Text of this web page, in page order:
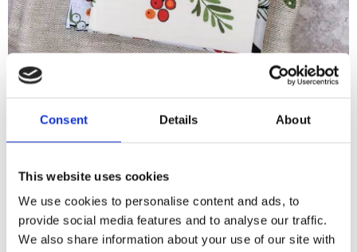
Consent Details About
This website uses cookies
We use cookies to personalise content and ads, to
provide social media features and to analyse our traffic.
We also share information about your use of our site with
butiken 11 december 2025
Julklappstips!
Bästa julklappstipsen hittar du hos oss!
Produkter